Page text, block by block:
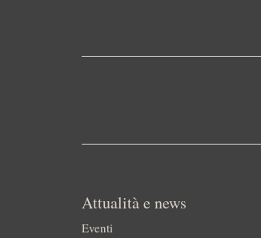
Attualità e news
Eventi